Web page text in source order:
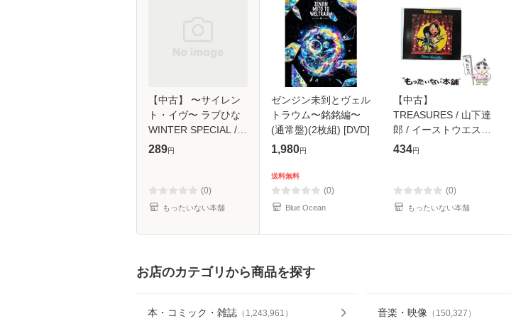
【中古】 〜サイレン
ト・イヴ〜 ラブひな
WINTER SPECIAL /
TVサントラ / [CD]
289円
(0)
もったいない本舗
ゼンジン未到とヴェル
トラウム〜銘銘編〜
(通常盤)(2枚組) [DVD]
1,980円
送料無料
(0)
Blue Ocean
【中古】
TREASURES / 山下達
郎 / イーストウエス
ト・ジャパン [CD]
434円
(0)
もったいない本舗
お店のカテゴリから商品を探す
本・コミック・雑誌 （ 1,243,961 ） 音楽・映像 （ 150,327 ）